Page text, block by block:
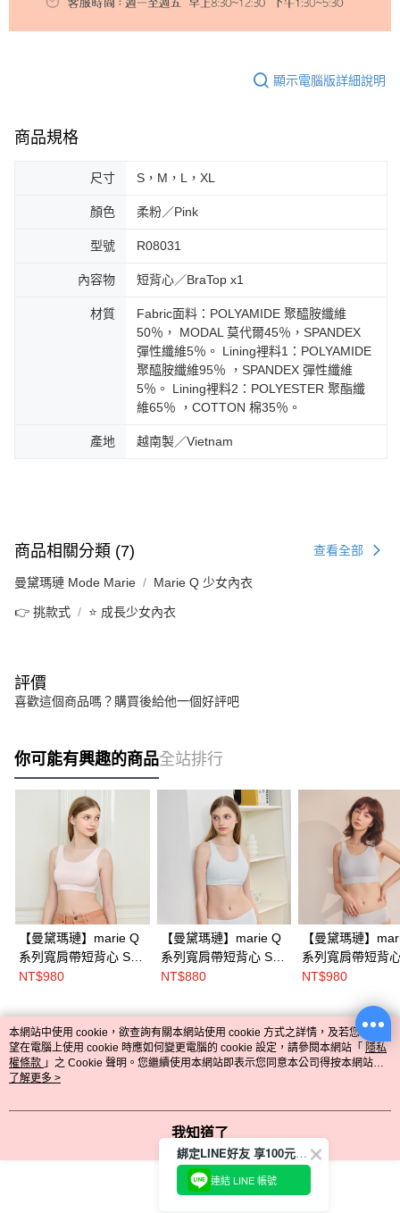
顯示電腦版詳細說明
商品規格
尺寸 S，M，L，XL
顏色 柔粉／Pink
型號 R08031
內容物 短背心／BraTop x1
材質
Fabric面料：POLYAMIDE 聚醯胺纖維
50％， MODAL 莫代爾45％，SPANDEX
彈性纖維5％。 Lining裡料1：POLYAMIDE
聚醯胺纖維95％ ，SPANDEX 彈性纖維
5％。 Lining裡料2：POLYESTER 聚酯纖
維65％ ，COTTON 棉35％。
產地 越南製／Vietnam
商品相關分類 (7) 查看全部
曼黛瑪璉 Mode Marie Marie Q 少女內衣
👉 挑款式 ⭐ 成長少女內衣
評價
喜歡這個商品嗎？購買後給他一個好評吧
你可能有興趣的商品全站排行
【曼黛瑪璉】marie Q
系列寬肩帶短背心 S-
XL(柔粉)
NT$980
【曼黛瑪璉】marie Q
系列寬肩帶短背心 S-
XL(粉彩藍)
NT$880
【曼黛瑪璉】
系列寬肩帶短背
XL(冰沁藍)
NT$980
熱門標籤
本網站中使用 cookie，欲查詢有關本網站使用 cookie 方式之詳情，及若您不希
望在電腦上使用 cookie 時應如何變更電腦的 cookie 設定，請參閱本網站「 隱私
權條款 」之 Cookie 聲明。您繼續使用本網站即表示您同意本公司得按本網站使
用條款之 Cookie 聲明使用 cookie。
了解更多 >
我知道了
綁定LINE好友立即送$100購物金
~
回覆至 Mode Marie
綁定LINE好友 享100元折價券
連結 LINE 帳號